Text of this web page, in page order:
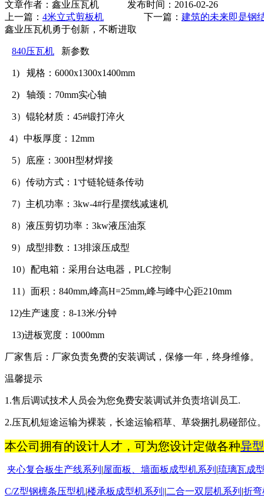
文章作者：鑫业压瓦机 发布时间：2016-02-26
上一篇： 4米立式剪板机 下一篇： 建筑的未来即是钢
鑫业压瓦机勇于创新，不断进取
840压瓦机 新参数
1) 规格： 6000x1300x1400mm
2) 轴颈： 70mm实心轴
3）锟轮材质： 45#锻打淬火
4）中板厚度： 12mm
5）底座： 300H型材焊接
6）传动方式： 1寸链轮链条传动
7）主机功率： 3kw-4#行星摆线减速机
8）液压剪切功率： 3kw液压油泵
9）成型排数： 13排滚压成型
10）配电箱： 采用台达电器， PLC控制
11 ）面积： 840mm,峰高H=25mm,峰与峰中心距210mm
12)生产速度： 8-13米/分钟
13)进板宽度： 1000mm
厂家售后： 厂家负责免费的安装调试，保修一年，终身维修。
温馨提示
1.售后调试技术人员会为您免费安装调试并负责培训员工.
2.压瓦机短途运输为裸装，长途运输稻草、草袋捆扎易碰部位
本公司拥有的设计人才，可为您设计定做各种异
夹心复合板生产线系列 |屋面板 、墙面板成型机系列 |琉璃瓦成
C/Z型钢檩条压型机|楼承板成型机系列 ||二合一双层机系列 |折弯